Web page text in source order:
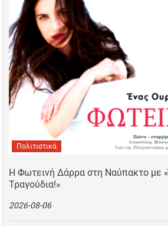
Πολιτιστικά
Η Φωτεινή Δάρρα στη Ναύπακτο με
Τραγούδια!»
2026-08-06